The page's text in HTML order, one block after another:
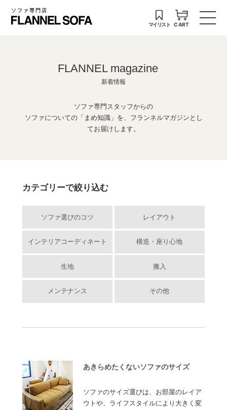
ソファ専門店
マイリスト CART
FLANNEL magazine
新着情報
ソファ専門スタッフからの
ソファについての「まめ知識」を、フランネルマガジンとし
てお届けします。
カテゴリーで絞り込む
ソファ選びのコツ レイアウト
インテリアコーディネート 構造・座り心地
生地 搬入
メンテナンス その他
あきらめたくないソファのサイズ
ソファのサイズ選びは、お部屋のレイア
ウトや、ライフスタイルにより大きく変